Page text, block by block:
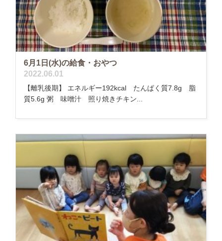
6月1日(水)の給食・おやつ
2022.06.01
【離乳後期】 エネルギー192kcal たんぱく質7.8g 脂
質5.6g 粥 味噌汁 照り焼きチキン...